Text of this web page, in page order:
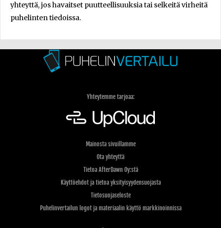
yhteyttä, jos havaitset puutteellisuuksia tai selkeitä virheitä
puhelinten tiedoissa.
Yhteytemme tarjoaa:
Mainosta sivuillamme
Ota yhteyttä
Tietoa AfterDawn Oy:stä
Käyttöehdot ja tietoa yksityisyydensuojasta
Tietosuojaseloste
Puhelinvertailun logot ja materiaalin käyttö markkinoinnissa